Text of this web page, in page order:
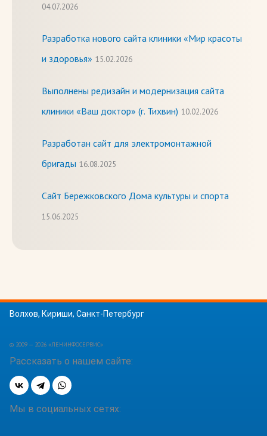
04.07.2026
Разработка нового сайта клиники «Мир красоты
и здоровья» 15.02.2026
Выполнены редизайн и модернизация сайта
клиники «Ваш доктор» (г. Тихвин) 10.02.2026
Разработан сайт для электромонтажной
бригады 16.08.2025
Сайт Бережковского Дома культуры и спорта
15.06.2025
Волхов, Кириши, Санкт-Петербург
© 2009 — 2026 «ЛЕНИНФОСЕРВИС»
Рассказать о нашем сайте:
Мы в социальных сетях: